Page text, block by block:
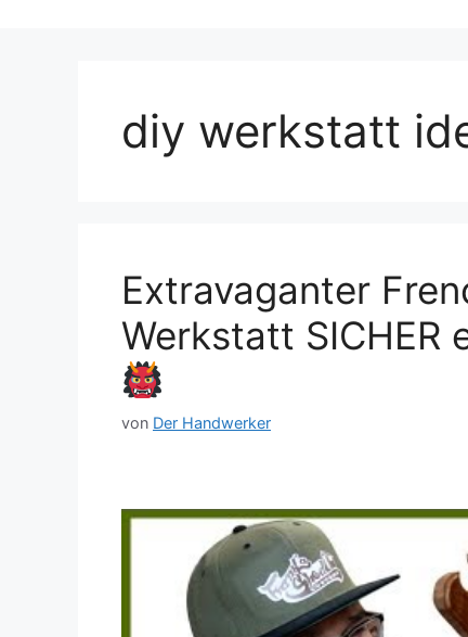
diy werkstatt
Extravaganter
Werkstatt SICHER
von Der Handwerker
Dieses Video auf YouTube ansehen